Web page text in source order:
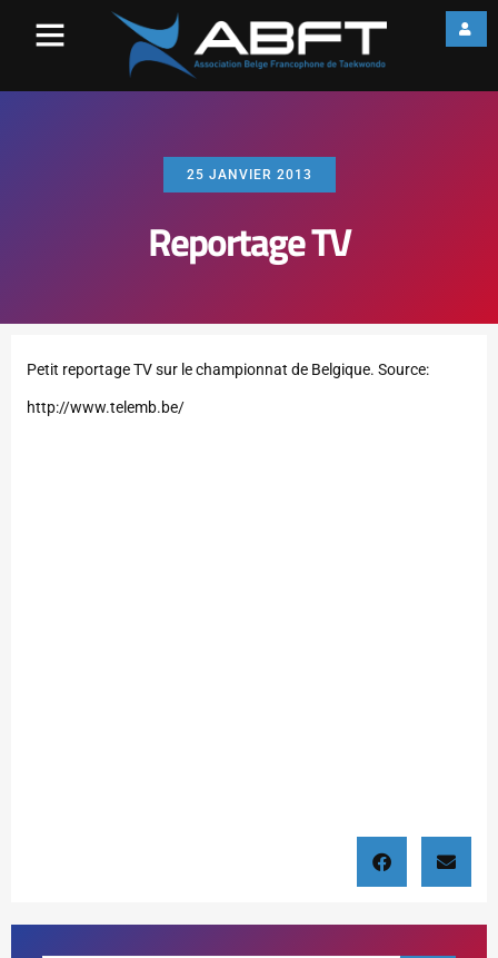
25 JANVIER 2013
Reportage TV
Petit reportage TV sur le championnat de Belgique. Source:
http://www.telemb.be/